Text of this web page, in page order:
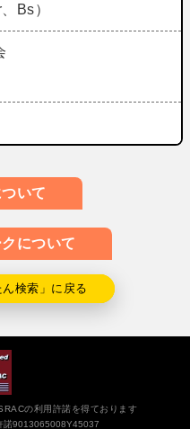
Bs）
いて
について
検索」に戻る
の利用許諾を得ております
諾9013065008Y45037